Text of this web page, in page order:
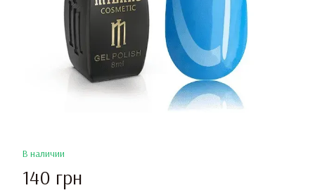
В наличии
140 грн